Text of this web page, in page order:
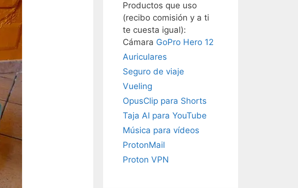
Productos que uso
(recibo comisión y a ti
te cuesta igual):
Cámara GoPro Hero 12
Auriculares
Seguro de viaje
Vueling
OpusClip para Shorts
Taja AI para YouTube
Música para vídeos
ProtonMail
Proton VPN